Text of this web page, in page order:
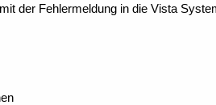
der Fehlermeldung in die Vista